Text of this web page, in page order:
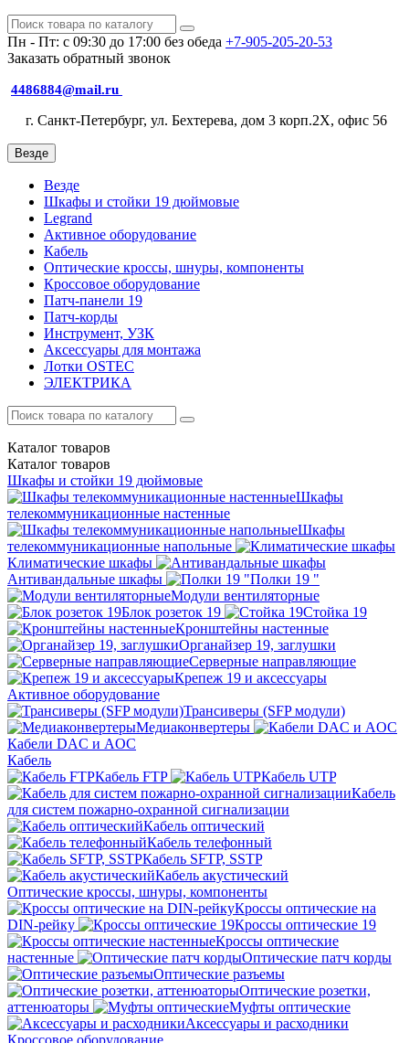
Пн - Пт: с 09:30 до 17:00 без обеда +7-905-205-20-53
Заказать обратный звонок
4486884@mail.ru
г. Санкт-Петербург, ул. Бехтерева, дом 3 корп.2X, офис 56
Везде
Везде
Шкафы и стойки 19 дюймовые
Legrand
Активное оборудование
Кабель
Оптические кроссы, шнуры, компоненты
Кроссовое оборудование
Патч-панели 19
Патч-корды
Инструмент, УЗК
Аксессуары для монтажа
Лотки OSTEC
ЭЛЕКТРИКА
Каталог товаров
Каталог товаров
Шкафы и стойки 19 дюймовые
Шкафы
телекоммуникационные настенные
Шкафы
телекоммуникационные напольные
Климатические шкафы
Антивандальные шкафы
Полки 19 "
Модули вентиляторные
Блок розеток 19
Стойка 19
Кронштейны настенные
Органайзер 19, заглушки
Серверные направляющие
Крепеж 19 и аксессуары
Активное оборудование
Трансиверы (SFP модули)
Медиаконвертеры
Кабели DAC и AOC
Кабель
Кабель FTP
Кабель UTP
Кабель
для систем пожарно-охранной сигнализации
Кабель оптический
Кабель телефонный
Кабель SFTP, SSTP
Кабель акустический
Оптические кроссы, шнуры, компоненты
Кроссы оптические на
DIN-рейку
Кроссы оптические 19
Кроссы оптические
настенные
Оптические патч корды
Оптические разъемы
Оптические розетки,
аттенюаторы
Муфты оптические
Аксессуары и расходники
Кроссовое оборудование